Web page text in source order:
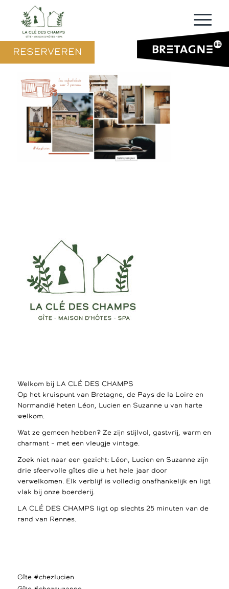
RESERVEREN
Welkom bij LA CLÉ DES CHAMPS
Op het kruispunt van Bretagne, de Pays de la Loire en
Normandië heten Léon, Lucien en Suzanne u van harte
welkom.
Wat ze gemeen hebben? Ze zijn stijlvol, gastvrij, warm en
charmant – met een vleugje vintage.
Zoek niet naar een gezicht: Léon, Lucien en Suzanne zijn
drie sfeervolle gîtes die u het hele jaar door
verwelkomen. Elk verblijf is volledig onafhankelijk en ligt
vlak bij onze boerderij.
LA CLÉ DES CHAMPS ligt op slechts 25 minuten van de
rand van Rennes.
Gîte #chezlucien